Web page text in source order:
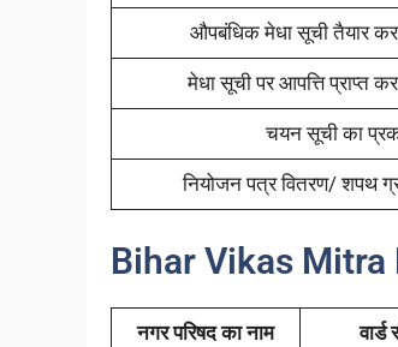
औपबंधिक मेधा सूची तैयार
मेधा सूची पर आपत्ति प्राप्त
चयन सूची का
नियोजन पत्र वितरण/ शपथ
Bihar Vikas
नगर परिषद का नाम वार्ड